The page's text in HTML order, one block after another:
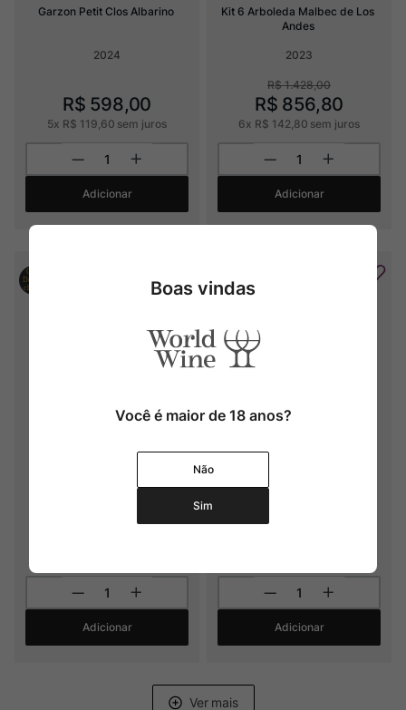
Garzon Petit Clos Albarino
2024
R$ 598,00
5x R$ 119 60 sem juros
Adicionar
Kit 6 Arboleda Malbec de Los
Andes
2023
R$ 1.428,00
R$ 856,80
6x R$ 142 80 sem juros
Adicionar
Adicionar Adicionar
Boas vindas
Você é maior de 18 anos?
Não
Sim